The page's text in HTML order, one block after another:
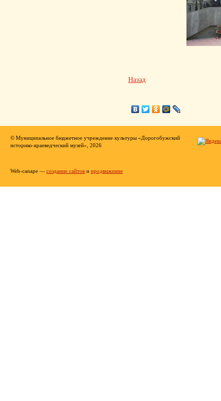
Назад
© Муниципальное бюджетное учреждение культуры «Дорогобужский
историко-краеведческий музей», 2026
Web-canape — создание сайтов и продвижение